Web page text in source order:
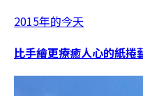
2015年的今天
比手繪更療癒人心的紙捲